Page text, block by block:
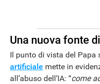
Una nuova fonte
Il punto di vista del Papa
artificiale mette in
all’abuso dell’IA: “come